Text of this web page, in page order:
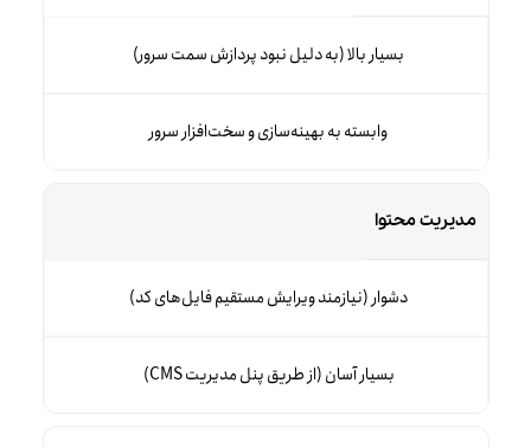
بسیار بالا (به دلیل نبود پردازش سمت سرور)
وابسته به بهینه‌سازی و سخت‌افزار سرور
مدیریت محتوا
دشوار (نیازمند ویرایش مستقیم فایل‌های کد)
بسیار آسان (از طریق پنل مدیریت CMS)